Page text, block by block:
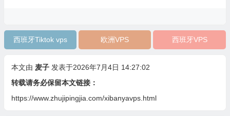
西班牙Tiktok vps 欧洲VPS 西班牙VPS
本文由 麦子 发表于2026年7月4日 14:27:02
转载请务必保留本文链接：
https://www.zhujipingjia.com/xibanyavps.html